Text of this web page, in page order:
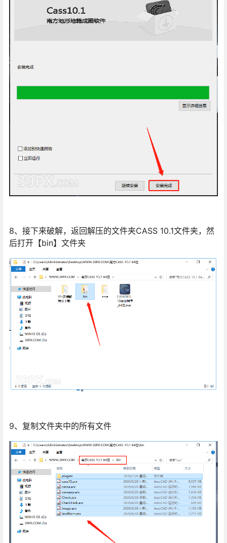
8、接下来破解，返回解压的文件夹CASS 10.1文件夹，然
后打开【bin】文件夹
9、复制文件夹中的所有文件